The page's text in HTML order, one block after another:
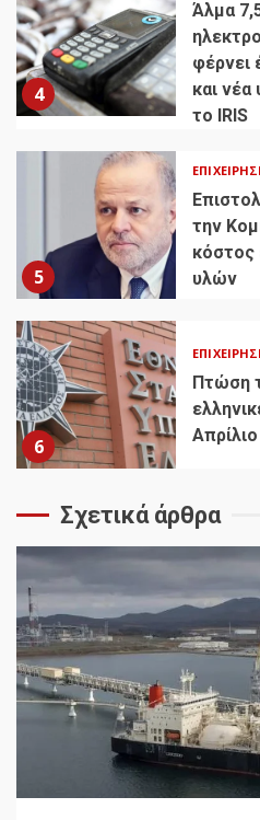
4
Άλμα
και
το IRIS
5
την
κόστος
υλών
6
Πτώση
Απρίλιο
Σχετικά άρθρα